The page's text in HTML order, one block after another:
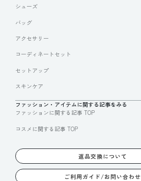
シューズ
バッグ
アクセサリー
コーディネートセット
セットアップ
スキンケア
ファッション・アイテムに関する記事をみる
ファッションに関する記事 TOP
コスメに関する記事 TOP
返品交換について
ご利用ガイド/お問い合わせ